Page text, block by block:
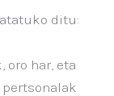
ditu:
oro har, eta